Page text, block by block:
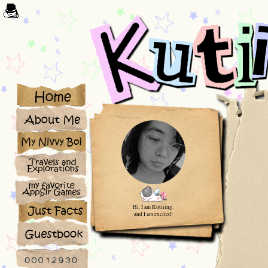
Hi. I am Kutiiing.
and I am excited!
/*****COUNTER******/